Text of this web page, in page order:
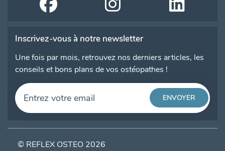
Inscrivez-vous à notre newsletter
Une fois par mois, retrouvez nos derniers articles, les
conseils et bons plans de vos ostéopathes !
© REFLEX OSTEO 2026